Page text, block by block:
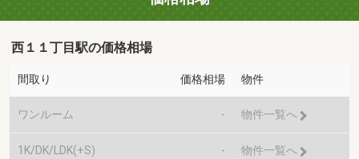
西１１丁目駅の価格相場
間取り 価格相場 物件
ワンルーム - 物件一覧へ
1K/DK/LDK(+S) - 物件一覧へ